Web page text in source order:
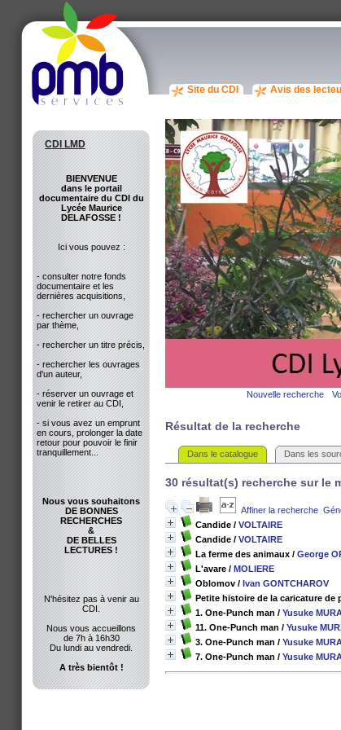
Site du CDI Avis des
Nouvelle recherche
Résultat de la recherche
Dans le catalogue Dans les
30 résultat(s) recherche sur le
Affiner la recherche
Candide / VOLTAIRE
Candide / VOLTAIRE
La ferme des animaux / George
L'avare / MOLIERE
Oblomov / Ivan GONTCHAROV
Petite histoire de la caricature de
1. One-Punch man / Yusuke
11. One-Punch man / Yusuke
3. One-Punch man / Yusuke
7. One-Punch man / Yusuke
CDI LMD
BIENVENUE
dans le portail
documentaire du CDI du
Lycée Maurice
DELAFOSSE !
Ici vous pouvez :
- consulter notre fonds
documentaire et les
dernières acquisitions,
- rechercher un ouvrage
par thème,
- rechercher un titre précis,
- rechercher les ouvrages
d'un auteur,
- réserver un ouvrage et
venir le retirer au CDI,
- si vous avez un emprunt
en cours, prolonger la date
retour pour pouvoir le finir
tranquillement...
Nous vous souhaitons
DE BONNES
RECHERCHES
&
DE BELLES
LECTURES !
N'hésitez pas à venir au
CDI.
Nous vous accueillons
de 7h à 16h30
Du lundi au vendredi.
A très bientôt !